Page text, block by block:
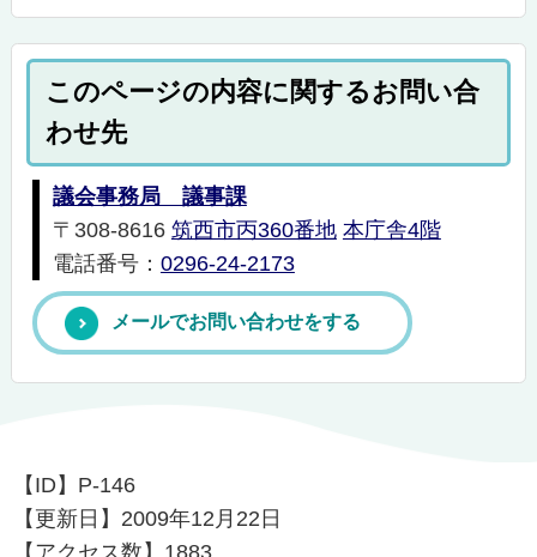
このページの内容に関するお問い合
わせ先
議会事務局 議事課
〒308-8616 筑西市丙360番地 本庁舎4階
電話番号： 0296-24-2173
メールでお問い合わせをする
【ID】 P-146
【更新日】 2009年12月22日